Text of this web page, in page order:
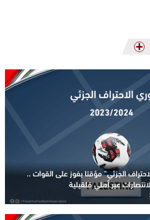
الجزئي" مؤقتا بفوز على القوات ..
عبر أهلي قلقيلية